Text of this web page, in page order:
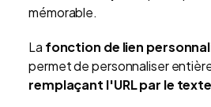
mémorable.
La fonction de lien
permet de personnaliser
remplaçant l'URL par le